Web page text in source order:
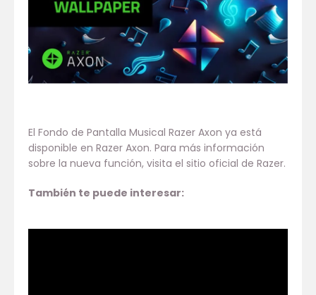
El Fondo de Pantalla Musical Razer Axon ya está
disponible en Razer Axon. Para más información
sobre la nueva función, visita el sitio oficial de Razer.
También te puede interesar: